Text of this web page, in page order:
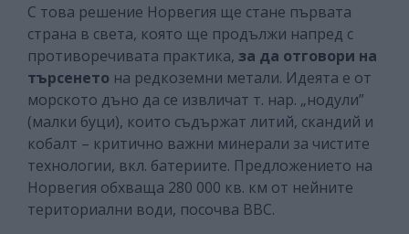
С това решение Норвегия ще стане първата
страна в света, която ще продължи напред с
противоречивата практика, за да отговори на
търсенето на редкоземни метали. Идеята е от
морското дъно да се извличат т. нар. „нодули”
(малки буци), които съдържат литий, скандий и
кобалт – критично важни минерали за чистите
технологии, вкл. батериите. Предложението на
Норвегия обхваща 280 000 кв. км от нейните
териториални води, посочва ВВС.